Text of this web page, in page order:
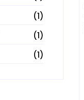
(1)
(1)
(1)